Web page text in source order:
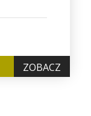
ZOBACZ